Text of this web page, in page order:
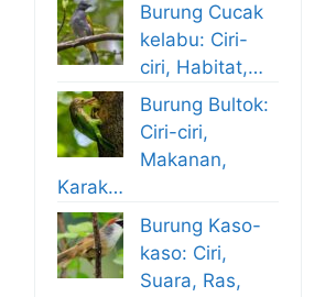
Burung Cucak
kelabu: Ciri-
ciri, Habitat,…
Burung Bultok:
Ciri-ciri,
Makanan,
Karak…
Burung Kaso-
kaso: Ciri,
Suara, Ras,